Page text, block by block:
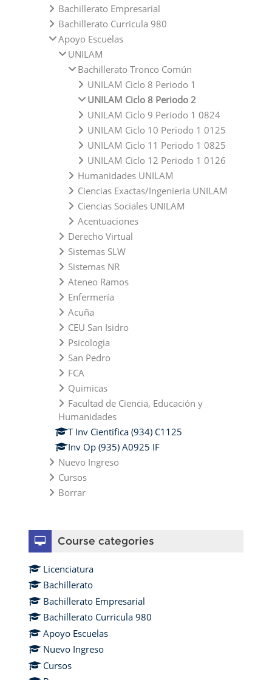
Bachillerato Empresarial
Bachillerato Curricula 980
Apoyo Escuelas
UNILAM
Bachillerato Tronco Común
UNILAM Ciclo 8 Periodo 1
UNILAM Ciclo 8 Periodo 2
UNILAM Ciclo 9 Periodo 1 0824
UNILAM Ciclo 10 Periodo 1 0125
UNILAM Ciclo 11 Periodo 1 0825
UNILAM Ciclo 12 Periodo 1 0126
Humanidades UNILAM
Ciencias Exactas/Ingenieria UNILAM
Ciencias Sociales UNILAM
Acentuaciones
Derecho Virtual
Sistemas SLW
Sistemas NR
Ateneo Ramos
Enfermería
Acuña
CEU San Isidro
Psicologia
San Pedro
FCA
Quimicas
Facultad de Ciencia, Educación y
Humanidades
T Inv Cientifica (934) C1125
Inv Op (935) A0925 IF
Nuevo Ingreso
Cursos
Borrar
Course categories
Licenciatura
Bachillerato
Bachillerato Empresarial
Bachillerato Curricula 980
Apoyo Escuelas
Nuevo Ingreso
Cursos